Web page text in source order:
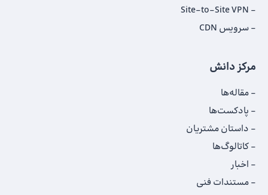
Site-to-Site VPN
سرویس CDN
مرکز دانش
مقاله‌ها
پادکست‌ها
داستان‌ مشتریان
کاتالوگ‌‌ها
اخبار
مستندات فنی